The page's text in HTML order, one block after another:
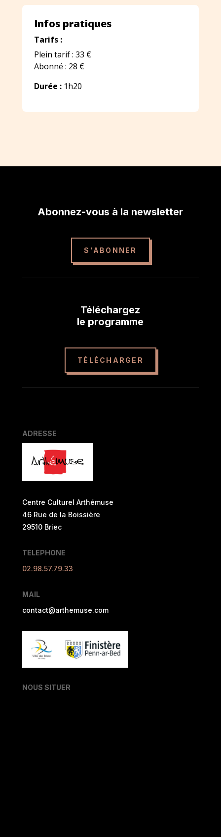
Infos pratiques
Tarifs :
Plein tarif : 33 €
Abonné : 28 €
Durée : 1h20
Abonnez-vous à la newsletter
S'ABONNER
Téléchargez
le programme
TÉLÉCHARGER
ADRESSE
Centre Culturel Arthémuse
46 Rue de la Boissière
29510 Briec
TELEPHONE
02.98.57.79.33
MAIL
contact@arthemuse.com
NOUS SITUER